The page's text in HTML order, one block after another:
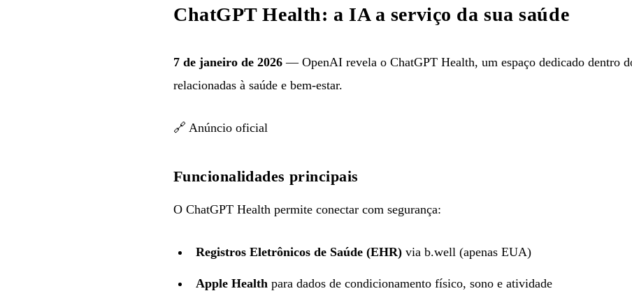
ChatGPT Health: a IA a serviço da sua saúde
7 de janeiro de 2026 — OpenAI revela o ChatGPT Health, um espaço dedicado dentro
relacionadas à saúde e bem-estar.
🔗 Anúncio oficial
Funcionalidades principais
O ChatGPT Health permite conectar com segurança:
Registros Eletrônicos de Saúde (EHR) via b.well (apenas EUA)
Apple Health para dados de condicionamento físico, sono e atividade